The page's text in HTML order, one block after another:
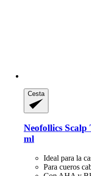
Cesta
Neofollics Scalp
ml
Ideal para la
Para cueros